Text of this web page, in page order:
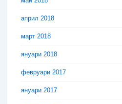
април 2018
март 2018
януари 2018
февруари 2017
януари 2017